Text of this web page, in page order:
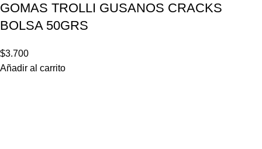
GOMAS TROLLI GUSANOS CRACKS
BOLSA 50GRS
$3.700
Añadir al carrito